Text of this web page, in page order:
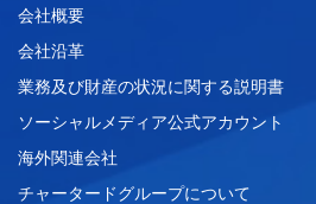
会社概要
会社沿革
業務及び財産の状況に関する説明書
ソーシャルメディア公式アカウント
海外関連会社
チャータードグループについて